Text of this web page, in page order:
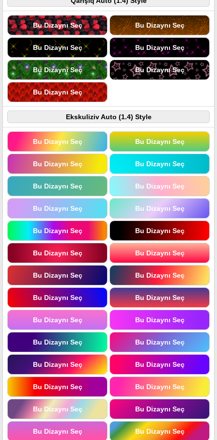
Bu Dizaynı Seç Bu Dizaynı Seç
Bu Dizaynı Seç Bu Dizaynı Seç
Bu Dizaynı Seç Bu Dizaynı Seç
Bu Dizaynı Seç
Ekskuliziv Auto (1.4) Style
Bu Dizaynı Seç Bu Dizaynı Seç
Bu Dizaynı Seç Bu Dizaynı Seç
Bu Dizaynı Seç Bu Dizaynı Seç
Bu Dizaynı Seç Bu Dizaynı Seç
Bu Dizaynı Seç Bu Dizaynı Seç
Bu Dizaynı Seç Bu Dizaynı Seç
Bu Dizaynı Seç Bu Dizaynı Seç
Bu Dizaynı Seç Bu Dizaynı Seç
Bu Dizaynı Seç Bu Dizaynı Seç
Bu Dizaynı Seç Bu Dizaynı Seç
Bu Dizaynı Seç Bu Dizaynı Seç
Bu Dizaynı Seç Bu Dizaynı Seç
Bu Dizaynı Seç Bu Dizaynı Seç
Bu Dizaynı Seç Bu Dizaynı Seç